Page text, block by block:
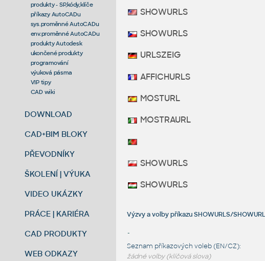
produkty - SP,kódy,klíče
příkazy AutoCADu
sys.proměnné AutoCADu
env.proměnné AutoCADu
produkty Autodesk
ukončené produkty
programování
výuková pásma
VIP tipy
CAD wiki
DOWNLOAD
CAD+BIM BLOKY
PŘEVODNÍKY
ŠKOLENÍ | VÝUKA
VIDEO UKÁZKY
PRÁCE | KARIÉRA
CAD PRODUKTY
WEB ODKAZY
SHOWURLS
SHOWURLS
URLSZEIG
AFFICHURLS
MOSTURL
MOSTRAURL
SHOWURLS
SHOWURLS
Výzvy a volby příkazu SHOWURLS/
-
Seznam příkazových voleb (EN/CZ):
žádné volby (klíčová slova)